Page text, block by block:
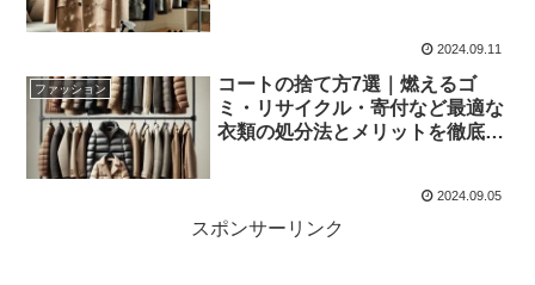
2024.09.11
ファッション
コートの捨て方7選｜燃えるゴ
ミ・リサイクル・寄付など最適な
衣類の処分法とメリットを徹底解
2024.09.05
スポンサーリンク